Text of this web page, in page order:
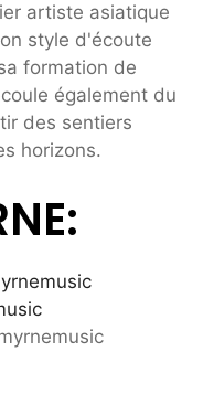
artiste asiatique
style d'écoute
formation de
également du
des sentiers
horizons.